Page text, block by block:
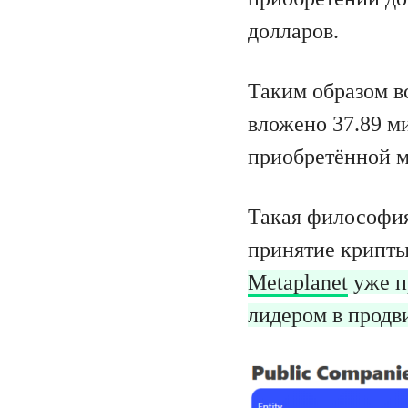
долларов.
Таким образом
вложено 37.89
приобретённой
Такая
принятие
Metaplanet уже
лидером в